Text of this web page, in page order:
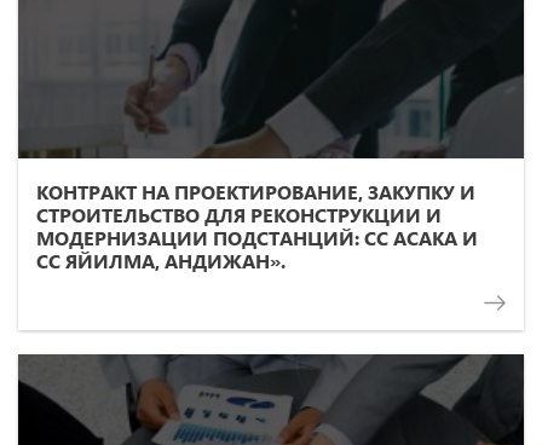
КОНТРАКТ НА ПРОЕКТИРОВАНИЕ, ЗАКУПКУ И
СТРОИТЕЛЬСТВО ДЛЯ РЕКОНСТРУКЦИИ И
МОДЕРНИЗАЦИИ ПОДСТАНЦИЙ: СС АСАКА И
СС ЯЙИЛМА, АНДИЖАН».